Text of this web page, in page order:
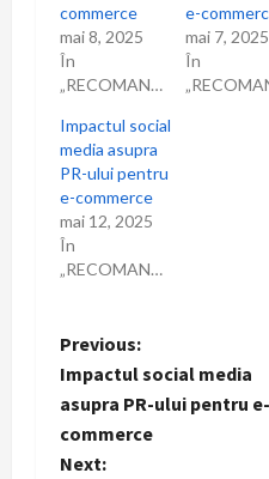
commerce
mai 8, 2025
În
„RECOMANDARI”
e-
mai 7, 2025
În
Impactul social
media asupra
PR-ului pentru
e-commerce
mai 12, 2025
În
„RECOMANDARI”
P
o
s
Previous:
Impactul social media
asupra PR-ului pentru e-
commerce
Next: